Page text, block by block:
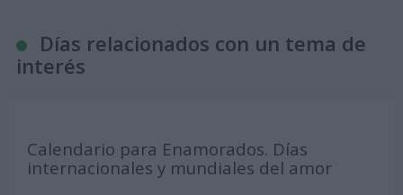
Días relacionados con un tema de
interés
Calendario para Enamorados. Días
internacionales y mundiales del amor